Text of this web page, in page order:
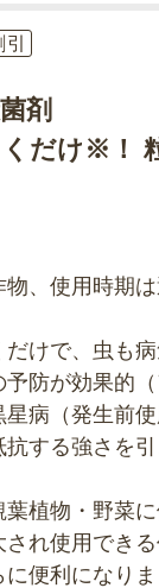
菌剤
だけ※！
、使用時期は
けで、虫も病
予防が効果的
星病（発生前
抗する強さを
植物・野菜に
され使用でき
便利になりま